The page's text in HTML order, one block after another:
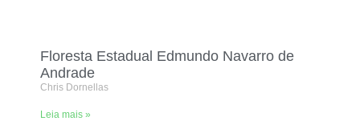
Floresta Estadual Edmundo Navarro de
Andrade
Chris Dornellas
Leia mais »